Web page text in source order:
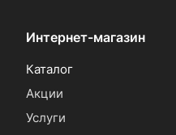
Интернет-магазин
Каталог
Акции
Услуги